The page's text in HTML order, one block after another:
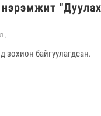
,
зохион байгуулагдсан.